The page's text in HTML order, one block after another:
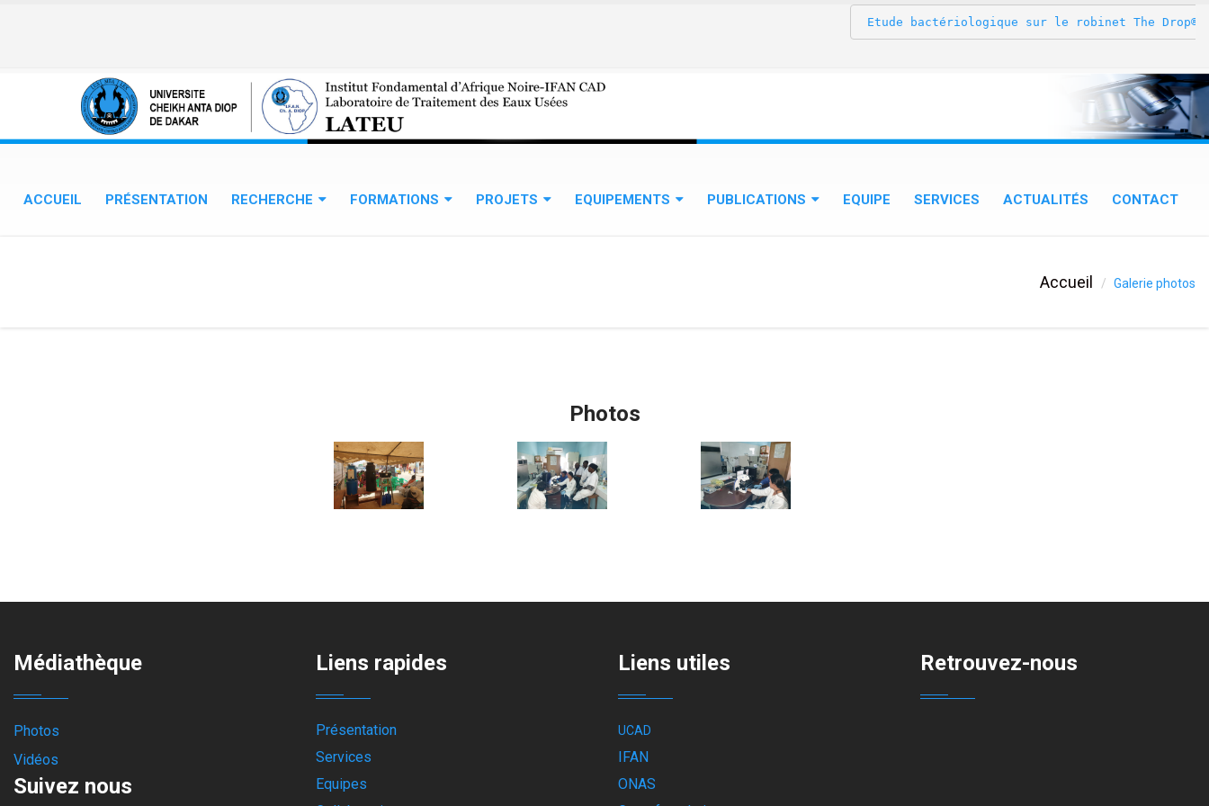
Etude bactériologique sur le robinet The Drop®
ACCUEIL PRÉSENTATION RECHERCHE FORMATIONS PROJETS EQUIPEMENTS PUBLICATIONS EQUIPE SERVICES ACTUALITÉS CONTACT
Accueil Galerie photos
Photos
Médiathèque
Photos
Vidéos
Suivez nous
Liens rapides
Présentation
Services
Equipes
Liens utiles
UCAD
IFAN
ONAS
Retrouvez-nous